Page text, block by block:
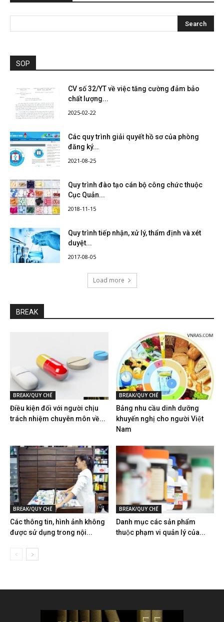
SOP
CV số 32/YT về việc tăng cường đảm bảo
chất lượng...
2025-02-22
Các quy trình giải quyết hồ sơ của phòng
đăng ký...
2021-08-25
Quy trình đào tạo cán bộ công chức thuộc
Cục Quản...
2018-11-15
Quy trình tiếp nhận, xử lý, thẩm định và xét
duyệt...
2017-08-05
Load more
BREAK
BREAK/QUY CHẾ
Điều kiện đối với người chịu
trách nhiệm chuyên môn về...
BREAK/QUY CHẾ
Bảng nhu cầu dinh dưỡng
khuyến nghị cho người Việt
Nam
BREAK/QUY CHẾ
Các thông tin, hình ảnh không
được sử dụng trong nội...
BREAK/QUY CHẾ
Danh mục các sản phẩm
thuộc phạm vi quản lý của...